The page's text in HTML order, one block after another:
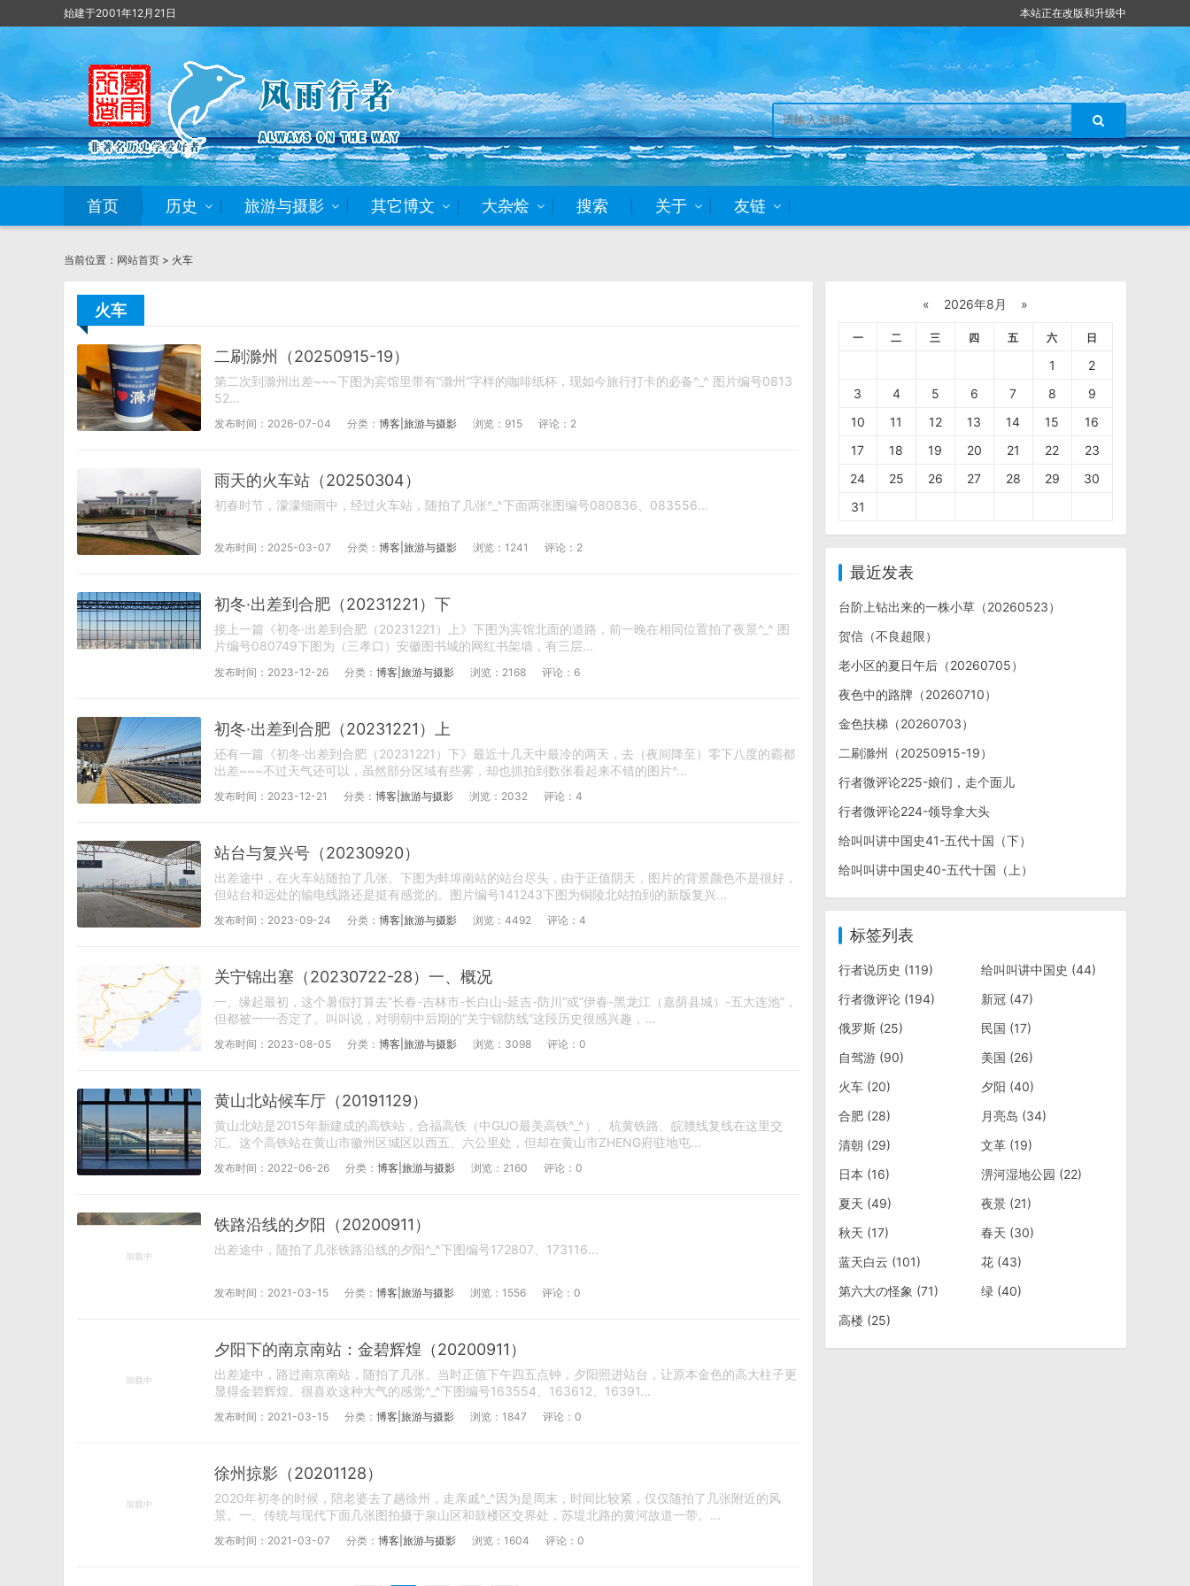
本站正在改版和升级中
始建于2001年12月21日
首页 历史 旅游与摄影 其它博文 大杂烩 搜索 关于 友链
当前位置： 网站首页 > 火车
火车
二刷滁州（20250915-19）
第二次到滁州出差~~~下图为宾馆里带有“滁州”字样的咖啡纸杯，现如今旅行打卡的必备^_^ 图片编号0813
52...
发布时间：2026-07-04 分类： 博客|旅游与摄影 浏览：915 评论：2
雨天的火车站（20250304）
初春时节，濛濛细雨中，经过火车站，随拍了几张^_^下面两张图编号080836、083556...
发布时间：2025-03-07 分类： 博客|旅游与摄影 浏览：1241 评论：2
初冬·出差到合肥（20231221）下
接上一篇《初冬·出差到合肥（20231221）上》下图为宾馆北面的道路，前一晚在相同位置拍了夜景^_^ 图
片编号080749下图为（三孝口）安徽图书城的网红书架墙，有三层...
发布时间：2023-12-26 分类： 博客|旅游与摄影 浏览：2168 评论：6
初冬·出差到合肥（20231221）上
还有一篇《初冬·出差到合肥（20231221）下》最近十几天中最冷的两天，去（夜间降至）零下八度的霸都
出差~~~不过天气还可以，虽然部分区域有些雾，却也抓拍到数张看起来不错的图片^...
发布时间：2023-12-21 分类： 博客|旅游与摄影 浏览：2032 评论：4
站台与复兴号（20230920）
出差途中，在火车站随拍了几张。下图为蚌埠南站的站台尽头，由于正值阴天，图片的背景颜色不是很好，
但站台和远处的输电线路还是挺有感觉的。图片编号141243下图为铜陵北站拍到的新版复兴...
发布时间：2023-09-24 分类： 博客|旅游与摄影 浏览：4492 评论：4
关宁锦出塞（20230722-28）一、概况
一、缘起最初，这个暑假打算去“长春-吉林市-长白山-延吉-防川”或“伊春-黑龙江（嘉荫县城）-五大连池”，
但都被一一否定了。叫叫说，对明朝中后期的“关宁锦防线”这段历史很感兴趣，...
发布时间：2023-08-05 分类： 博客|旅游与摄影 浏览：3098 评论：0
黄山北站候车厅（20191129）
黄山北站是2015年新建成的高铁站，合福高铁（中GUO最美高铁^_^）、杭黄铁路、皖赣线复线在这里交
汇。这个高铁站在黄山市徽州区城区以西五、六公里处，但却在黄山市ZHENG府驻地屯...
发布时间：2022-06-26 分类： 博客|旅游与摄影 浏览：2160 评论：0
铁路沿线的夕阳（20200911）
出差途中，随拍了几张铁路沿线的夕阳^_^下图编号172807、173116...
发布时间：2021-03-15 分类： 博客|旅游与摄影 浏览：1556 评论：0
夕阳下的南京南站：金碧辉煌（20200911）
出差途中，路过南京南站，随拍了几张。当时正值下午四五点钟，夕阳照进站台，让原本金色的高大柱子更
显得金碧辉煌。很喜欢这种大气的感觉^_^下图编号163554、163612、16391...
发布时间：2021-03-15 分类： 博客|旅游与摄影 浏览：1847 评论：0
徐州掠影（20201128）
2020年初冬的时候，陪老婆去了趟徐州，走亲戚^_^因为是周末，时间比较紧，仅仅随拍了几张附近的风
景。一、传统与现代下面几张图拍摄于泉山区和鼓楼区交界处，苏堤北路的黄河故道一带。...
发布时间：2021-03-07 分类： 博客|旅游与摄影 浏览：1604 评论：0
« 2026年8月 »
一 二 三 四 五 六 日
1
2
3
4 5 6 7 8
9
10
11 12 13 14 15
16
17
18 19 20 21 22
23
24
25 26 27 28 29
30
31
最近发表
台阶上钻出来的一株小草（20260523）
贺信（不良超限）
老小区的夏日午后（20260705）
夜色中的路牌（20260710）
金色扶梯（20260703）
二刷滁州（20250915-19）
行者微评论225-娘们，走个面儿
行者微评论224-领导拿大头
给叫叫讲中国史41-五代十国（下）
给叫叫讲中国史40-五代十国（上）
标签列表
行者说历史 (119) 给叫叫讲中国史 (44)
行者微评论(194) 新冠 (47)
俄罗斯(25) 民国 (17)
自驾游(90) 美国 (26)
火车(20) 夕阳 (40)
合肥(28) 月亮岛 (34)
清朝 (29) 文革 (19)
日本 (16) 淠河湿地公园 (22)
夏天 (49) 夜景 (21)
秋天 (17) 春天 (30)
蓝天白云 (101) 花 (43)
第六大の怪象 (71) 绿 (40)
高楼 (25)